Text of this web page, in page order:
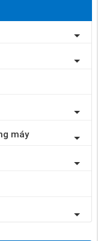
máy